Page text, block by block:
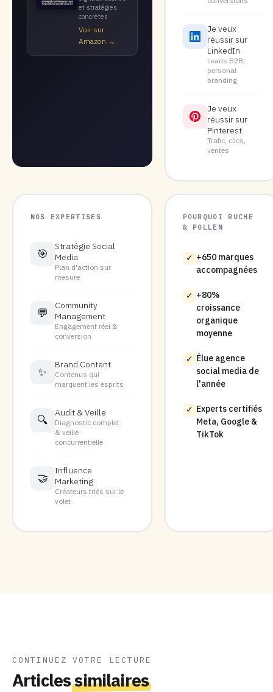
et stratégies
concrètes
Voir sur
Amazon →
Je veux
réussir sur
LinkedIn
Leads B2B,
personal
branding
Je veux
réussir sur
Pinterest
Trafic, clics,
ventes
NOS EXPERTISES
🎯
Stratégie Social
Media
Plan d'action sur
mesure
💬
Community
Management
Engagement réel &
conversion
✨
Brand Content
Contenus qui
marquent les esprits
🔍
Audit & Veille
Diagnostic complet
& veille
concurrentielle
🤝
Influence
Marketing
Créateurs triés sur le
volet
POURQUOI RUCHE
& POLLEN
✓ +650 marques
accompagnées
✓ +80%
croissance
organique
moyenne
✓ Élue agence
social media de
l'année
✓ Experts certifiés
Meta, Google &
TikTok
CONTINUEZ VOTRE LECTURE
Articlessimilaires